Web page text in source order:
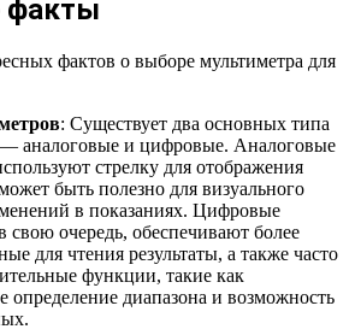
факты
фактов о выборе мультиметра для
: Существует два основных типа
— аналоговые и цифровые. Аналоговые
стрелку для отображения
быть полезно для визуального
в показаниях. Цифровые
свою очередь, обеспечивают более
для чтения результаты, а также часто
функции, такие как
определение диапазона и возможность